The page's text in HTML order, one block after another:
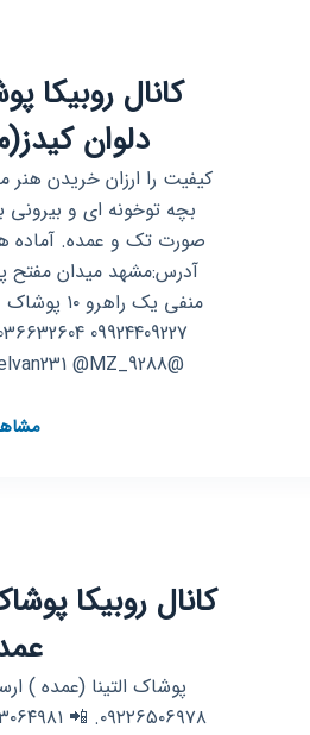
کانال روبیکا
دلوان
کیفیت را ارزان خریدن
بچه توخونه ای و بیرونی
صورت تک و عمده. آماده
آدرس:مشهد میدان مفتح
منفی یک
@admin_delvaan @delvan231 @MZ_9288
کانال روبیکا
پوشاک التینا (عمده )